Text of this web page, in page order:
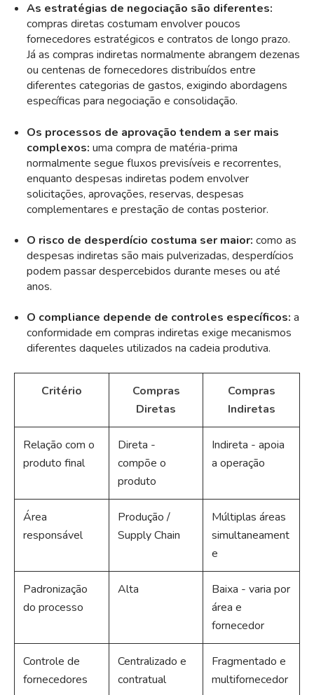
As estratégias de negociação são diferentes:
compras diretas costumam envolver poucos
fornecedores estratégicos e contratos de longo prazo.
Já as compras indiretas normalmente abrangem dezenas
ou centenas de fornecedores distribuídos entre
diferentes categorias de gastos, exigindo abordagens
específicas para negociação e consolidação.
Os processos de aprovação tendem a ser mais
complexos: uma compra de matéria-prima
normalmente segue fluxos previsíveis e recorrentes,
enquanto despesas indiretas podem envolver
solicitações, aprovações, reservas, despesas
complementares e prestação de contas posterior.
O risco de desperdício costuma ser maior: como as
despesas indiretas são mais pulverizadas, desperdícios
podem passar despercebidos durante meses ou até
anos.
O compliance depende de controles específicos: a
conformidade em compras indiretas exige mecanismos
diferentes daqueles utilizados na cadeia produtiva.
Critério
Compras
Diretas
Compras
Indiretas
Relação com o
produto final
Direta -
compõe o
produto
Indireta - apoia
a operação
Área
responsável
Produção /
Supply Chain
Múltiplas áreas
simultaneament
e
Padronização
do processo
Alta
Baixa - varia por
área e
fornecedor
Controle de
fornecedores
Centralizado e
contratual
Fragmentado e
multifornecedor